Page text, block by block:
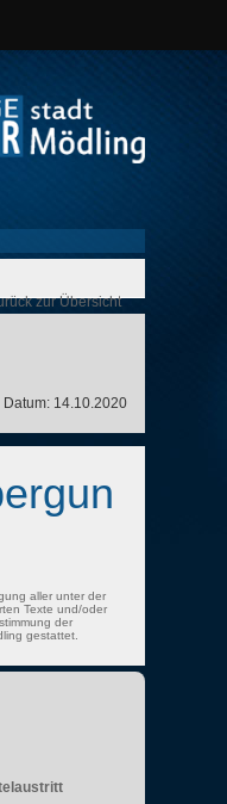
zur Übersicht
Datum: 14.10.2020
aller unter der
Texte und/oder
der
gestattet.